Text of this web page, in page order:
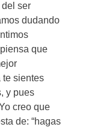
ser
dudando
que
te sientes
y pues
creo que
de: “hagas